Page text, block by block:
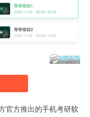
官方推出的手机考研软